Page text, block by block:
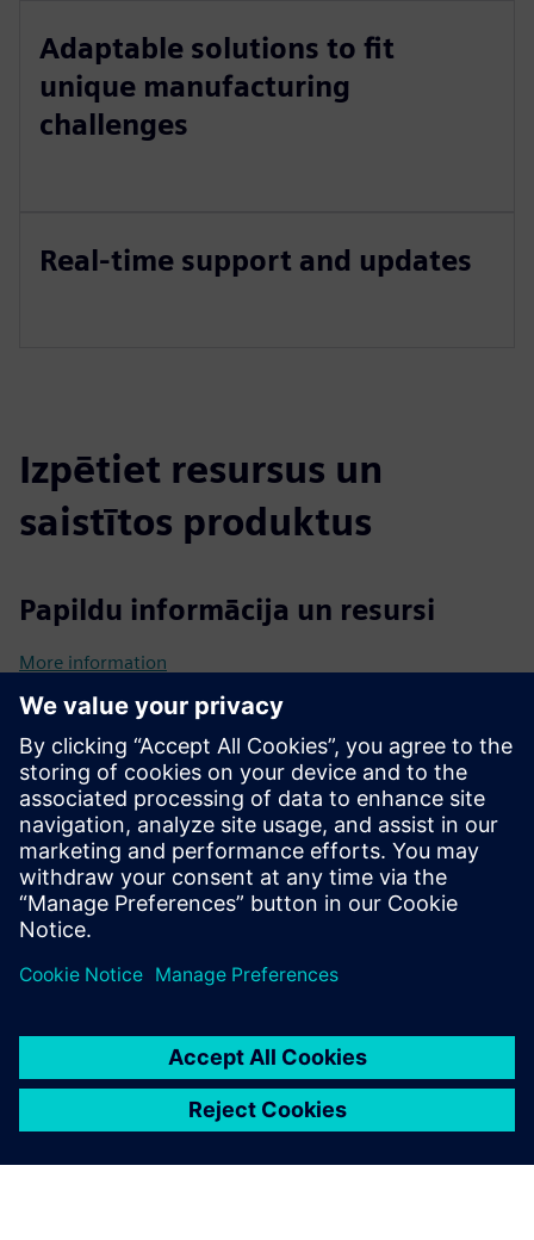
Adaptable solutions to fit
unique manufacturing
challenges
Real-time support and updates
Izpētiet resursus un
saistītos produktus
Papildu informācija un resursi
More information
Priekšnosacījumi
Active Siemens Insights Hub subscription
Comprehensive understanding of current manufacturing
processes
Clear articulation of unique manufacturing challenges and
desired outcomes